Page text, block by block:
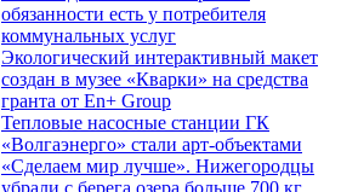
обязанности есть у потребителя
коммунальных услуг
Экологический интерактивный макет
создан в музее «Кварки» на средства
гранта от En+ Group
Тепловые насосные станции ГК
«Волгаэнерго» стали арт-объектами
«Сделаем мир лучше». Нижегородцы